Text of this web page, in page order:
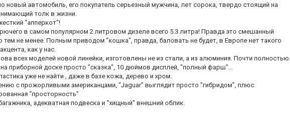
новый автомобиль, его покупатель серьезный мужчина, лет сорока, твердо стоящий на
толк в жизни.
"апперкот"!
в самом популярном 2 литровом дизеле всего 5.3 литра! Правда это смешанный
тем не менее. Полным приводом "кошка", правда, баловать не будет, в Европе нет такого
как у нас.
всех моделей новой линейки, изготовлены не из стали, а из алюминия. Почти полностью.
приборной доске просто "сказка", 10 дюймов дисплей, "полный фарш"...
уже не найти , даже в базе кожа, дерево и хром.
с прожорливыми американцами, "Jaguar" выглядит просто "гибридом", плюс
"просторность"
адекватная подвеска и "хищный" внешний облик.